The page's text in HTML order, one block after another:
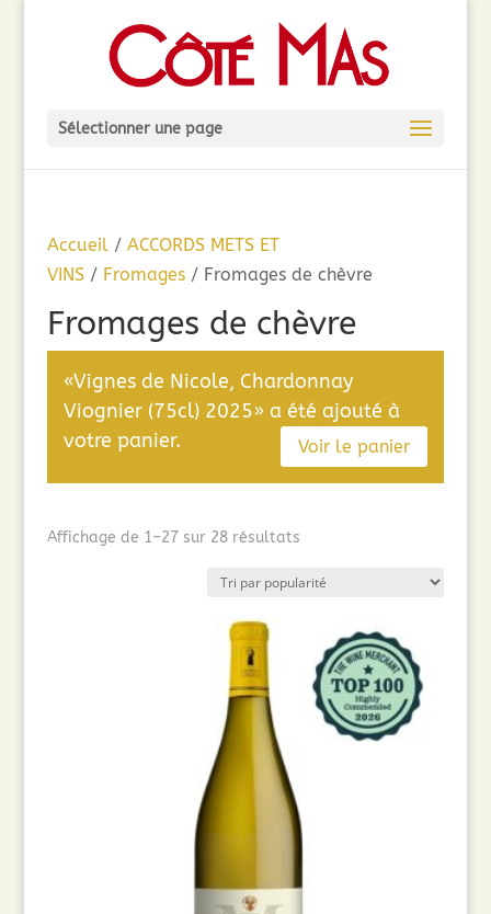
Sélectionner une page
Accueil/ ACCORDS METS ET
VINS/ Fromages/ Fromages de chèvre
Fromages de chèvre
«Vignes de Nicole, Chardonnay
Viognier (75cl) 2025» a été ajouté à
votre panier.
Voir le panier
Affichage de 1–27 sur 28 résultatsTrié